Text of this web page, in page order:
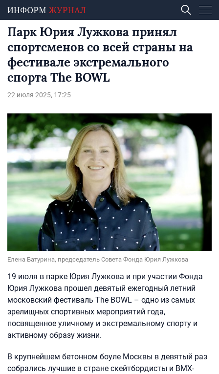
Парк Юрия Лужкова принял
спортсменов со всей страны на
фестивале экстремального
спорта The BOWL
22 июля 2025, 17:25
Елена Батурина, председатель Совета Фонда Юрия Лужкова
19 июля в парке Юрия Лужкова и при участии Фонда
Юрия Лужкова прошел девятый ежегодный летний
московский фестиваль The BOWL – одно из самых
зрелищных спортивных мероприятий года,
посвященное уличному и экстремальному спорту и
активному образу жизни.
В крупнейшем бетонном боуле Москвы в девятый раз
собрались лучшие в стране скейтбордисты и ВМХ-